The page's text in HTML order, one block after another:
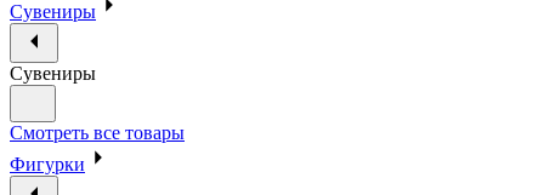
Сувениры
Сувениры
Смотреть все товары
Фигурки